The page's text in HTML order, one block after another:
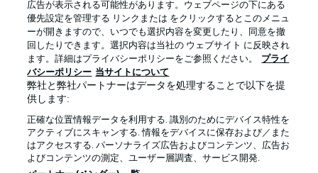
プライバシー・ポリシー 優先設定を管理する
広告が表示される可能性があります。ウェブページの下にある
優先設定を管理する リンクまたは をクリックするとこのメニュ
ーが開きますので、いつでも選択内容を変更したり、同意を撤
回したりできます。選択内容は当社の ウェブサイト に反映され
ます。詳細はプライバシーポリシーをご参照ください。
プライ
バシーポリシー 当サイトについて
弊社と弊社パートナーはデータを処理することで以下を提
供します:
正確な位置情報データを利用する. 識別のためにデバイス特性を
アクティブにスキャンする. 情報をデバイスに保存および／また
はアクセスする. パーソナライズ広告およびコンテンツ、広告お
よびコンテンツの測定、ユーザー層調査、サービス開発.